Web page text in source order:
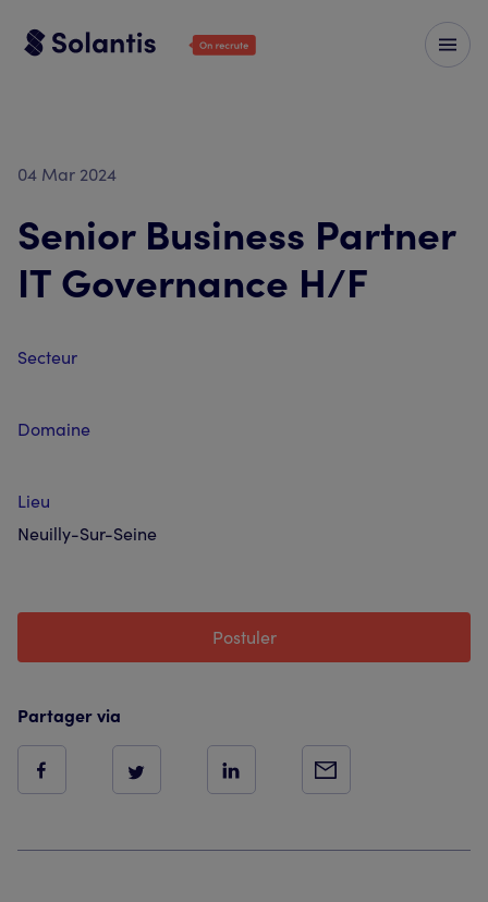
04 Mar 2024
Senior Business Partner
IT Governance H/F
Secteur
Domaine
Lieu
Neuilly-Sur-Seine
Postuler
Partager via